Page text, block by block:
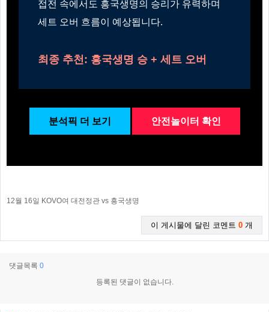
접전 속에서도 흥국생명의 승리가 유력하며
세트 오버 흐름이 예상됩니다.
최종 추천: 흥국생명 승 + 세트 오버
분석픽 더 보기 안전놀이터 확인
12월 16일 KOVO여 대전정관 vs 흥국생명
이 게시물에 달린 코멘트 0 개
댓글목록 0
등록된 댓글이 없습니다.